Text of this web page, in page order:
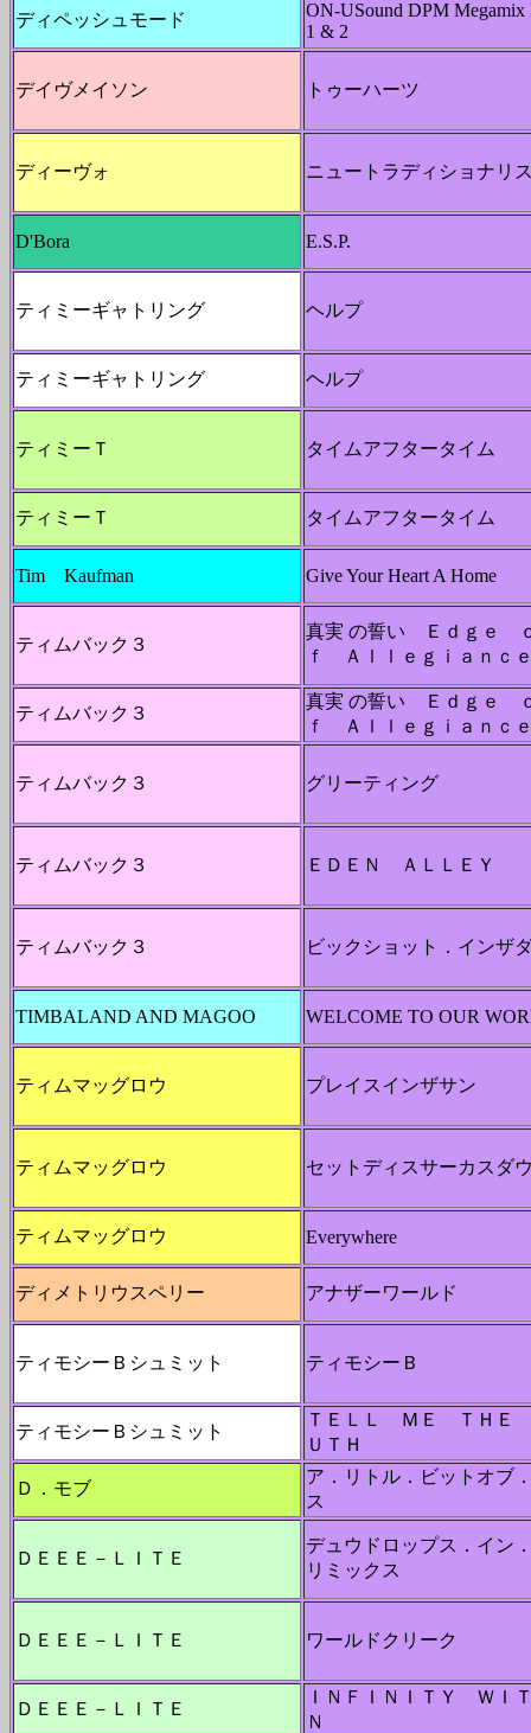
ディペッシュモード
ON-USound DPM Megamix
1 & 2
デイヴメイソン トゥーハーツ
ディーヴォ ニュートラディショナリ
D'Bora E.S.P.
ティミーギャトリング ヘルプ
ティミーギャトリング ヘルプ
ティミーＴ タイムアフタータイム
ティミーＴ タイムアフタータイム
Tim Kaufman Give Your Heart A Home
ティムバック３
真実 の誓い Ｅｄｇｅ
ｆ Ａｌｌｅｇｉａｎｃ
ティムバック３
真実 の誓い Ｅｄｇｅ
ｆ Ａｌｌｅｇｉａｎｃ
ティムバック３ グリーティング
ティムバック３ ＥＤＥＮ ＡＬＬＥＹ
ティムバック３ ビックショット．インザ
TIMBALAND AND MAGOO WELCOME TO OUR
ティムマッグロウ プレイスインザサン
ティムマッグロウ セットディスサーカスダ
ティムマッグロウ Everywhere
ディメトリウスペリー アナザーワールド
ティモシーＢシュミット ティモシーＢ
ティモシーＢシュミット
ＴＥＬＬ ＭＥ ＴＨＥ
ＵＴＨ
Ｄ．モブ
ア．リトル．ビットオブ
ス
ＤＥＥＥ－ＬＩＴＥ
デュウドロップス．イン
リミックス
ＤＥＥＥ－ＬＩＴＥ ワールドクリーク
ＤＥＥＥ－ＬＩＴＥ
ＩＮＦＩＮＩＴＹ ＷＩ
Ｎ